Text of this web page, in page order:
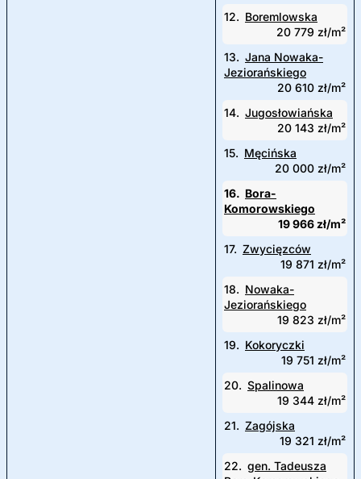
12. Boremlowska
20 779 zł/m²
13. Jana Nowaka-
Jeziorańskiego
20 610 zł/m²
14. Jugosłowiańska
20 143 zł/m²
15. Męcińska
20 000 zł/m²
16. Bora-
Komorowskiego
19 966 zł/m²
17. Zwycięzców
19 871 zł/m²
18. Nowaka-
Jeziorańskiego
19 823 zł/m²
19. Kokoryczki
19 751 zł/m²
20. Spalinowa
19 344 zł/m²
21. Zagójska
19 321 zł/m²
22. gen. Tadeusza